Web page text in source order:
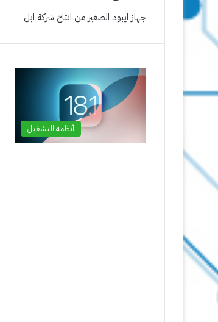
جهاز ايبود الصغير من انتاج شركة ابل
أنظمة التشغيل